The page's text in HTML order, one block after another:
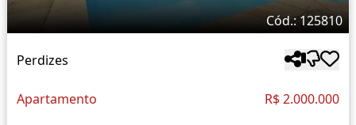
Cód.: 125810
Perdizes
Apartamento R$ 2.000.000